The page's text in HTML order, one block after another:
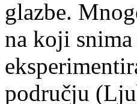
glazbe.
na koji
području